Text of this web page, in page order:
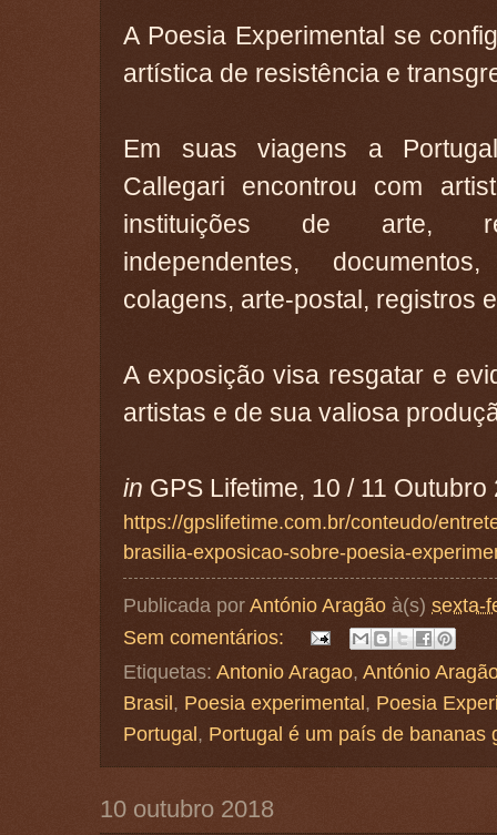
A Poesia Experimental se
artística de resistência e
Em suas viagens a
Callegari encontrou com
instituições de arte,
independentes,
colagens, arte-postal, registros
A exposição visa resgatar e
artistas e de sua valiosa
in GPS Lifetime, 10 / 11 Outubro
https://gpslifetime.com.br/conteudo/
brasilia-exposicao-sobre-poesia-
Publicada por António Aragão à(s) sexta-
Sem comentários:
Etiquetas: Antonio Aragao, António
Brasil , Poesia experimental , Poesia
Portugal , Portugal é um país de bananas
10 outubro 2018